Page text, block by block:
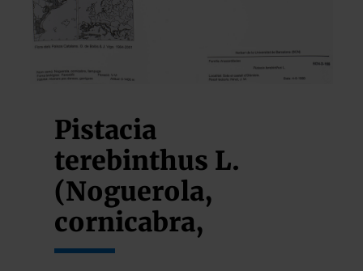
Pistacia
terebinthus L.
(Noguerola,
cornicabra,
llampuga)